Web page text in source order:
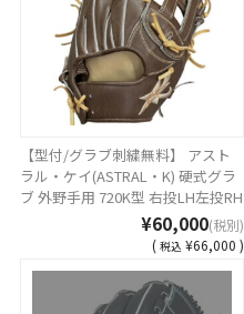
【型付/グラブ刺繍無料】 アスト
ラル・ケイ(ASTRAL・K) 硬式グラ
ブ 外野手用 720K型 右投LH左投RH
ほうじ茶ブラウン MADE IN
TSURUGA JAPAN AST-720K-26HBR
[ 型付け無料 硬式グラブ刺繍2ヶ所
無料(単色のみ)※縁取り・影付き
の場合、1ヶ所+3300円(税込)]
¥60,000(税別)
( 税込 ¥66,000 )